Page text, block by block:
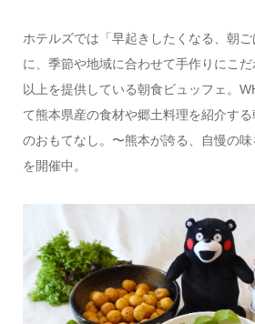
ホテルズでは「早起きしたくなる、朝
に、季節や地域に合わせて手作りにこ
以上を提供している朝食ビュッフェ。
て熊本県産の食材や郷土料理を紹介す
のおもてなし。〜熊本が誇る、自慢の味
を開催中。